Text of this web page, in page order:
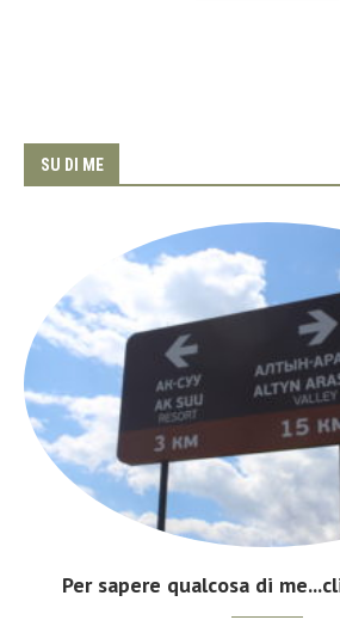
SU DI ME
Per sapere qualcosa di